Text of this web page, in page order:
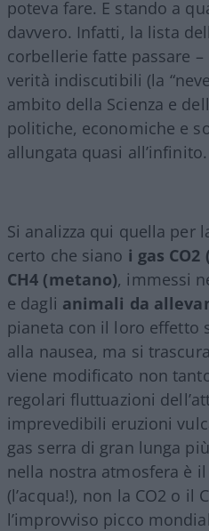
poteva fare. E stando a
davvero. Infatti, la lista
corbellerie fatte passare –
verità indiscutibili (la
ambito della Scienza e
politiche, economiche e
allungata quasi all’infinito.
Si analizza qui quella per
certo che siano i gas
CH4 (metano), immessi
e dagli animali da
pianeta con il loro effetto
alla nausea, ma si
viene modificato non
regolari fluttuazioni
imprevedibili eruzioni
gas serra di gran lunga
nella nostra atmosfera è
(l’acqua!), non la CO2 o il
l’improvviso picco